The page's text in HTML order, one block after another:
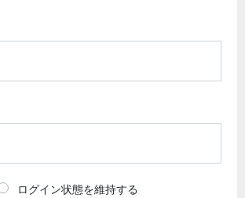
ログイン状態を維持する